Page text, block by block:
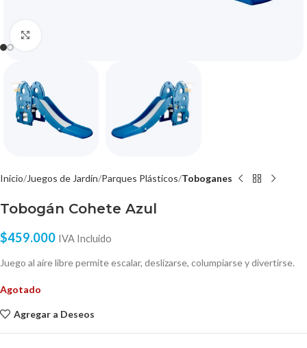
Inicio Juegos de Jardín Parques Plásticos Toboganes
Tobogán Cohete Azul
$459.000 IVA Incluido
Juego al aire libre permite escalar, deslizarse, columpiarse y divertirse.
Agotado
Agregar a Deseos